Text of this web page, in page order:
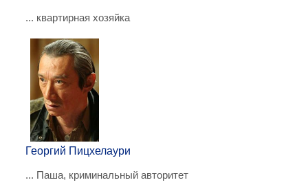
... квартирная хозяйка
Георгий Пицхелаури
... Паша, криминальный авторитет